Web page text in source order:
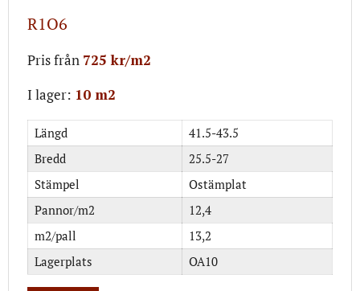
R1O6
Pris från 725 kr/m2
I lager: 10 m2
Längd
41.5-43.5
Bredd
25.5-27
Stämpel
Ostämplat
Pannor/m2
12,4
m2/pall
13,2
Lagerplats
OA10